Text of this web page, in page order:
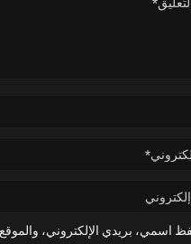
اسمي، بريدي الإلكتروني،